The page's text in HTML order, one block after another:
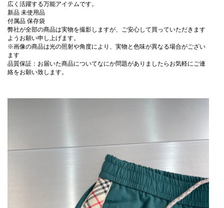
広く活躍する万能アイテムです。
新品 未使用品
付属品 保存袋
弊社が全部の商品は実物を撮影しますが、ご安心して買っていただきます
ようお願い申し上げます。
※画像の商品は光の照射や角度により、実物と色味が異なる場合がござい
ます
品質保証：お届いた商品についてなにか問題がありましたらお気軽にご連
絡をお願い致します。